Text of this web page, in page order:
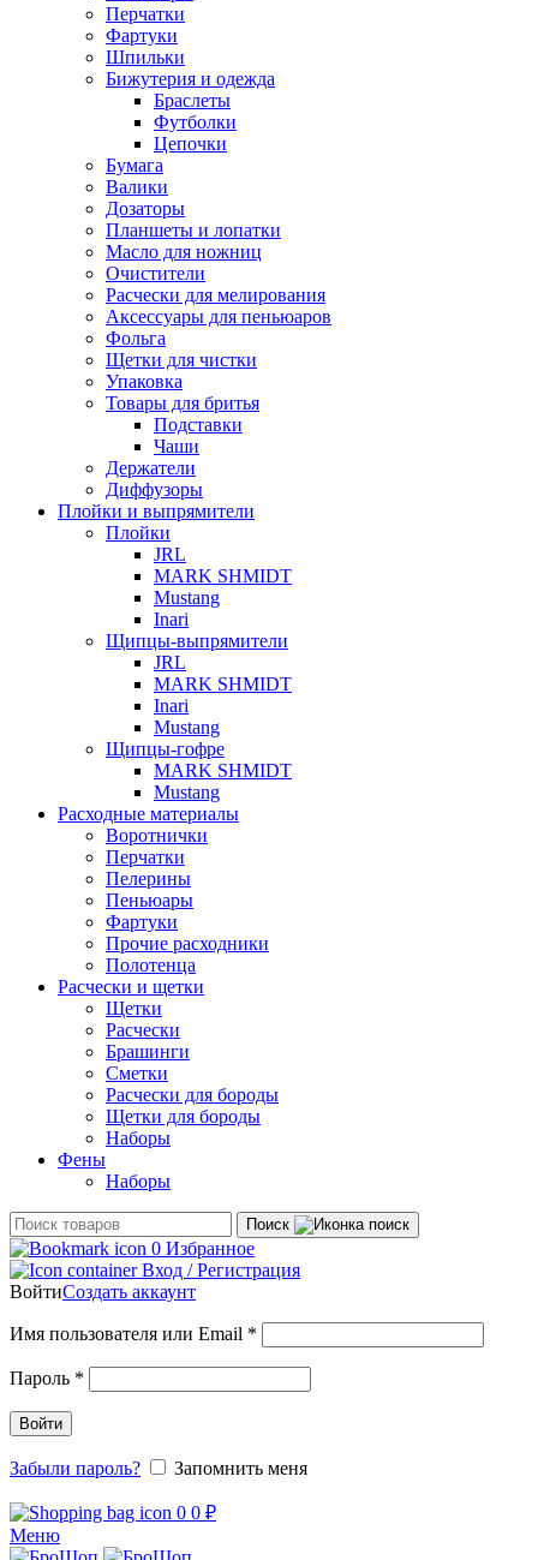
Перчатки
Фартуки
Шпильки
Бижутерия и одежда
Браслеты
Футболки
Цепочки
Бумага
Валики
Дозаторы
Планшеты и лопатки
Масло для ножниц
Очистители
Расчески для мелирования
Аксессуары для пеньюаров
Фольга
Щетки для чистки
Упаковка
Товары для бритья
Подставки
Чаши
Держатели
Диффузоры
Плойки и выпрямители
Плойки
JRL
MARK SHMIDT
Mustang
Inari
Щипцы-выпрямители
JRL
MARK SHMIDT
Inari
Mustang
Щипцы-гофре
MARK SHMIDT
Mustang
Расходные материалы
Воротнички
Перчатки
Пелерины
Пеньюары
Фартуки
Прочие расходники
Полотенца
Расчески и щетки
Щетки
Расчески
Брашинги
Сметки
Расчески для бороды
Щетки для бороды
Наборы
Фены
Наборы
Поиск
0 Избранное
Вход / Регистрация
ВойтиСоздать аккаунт
Имя пользователя или Email *
Пароль *
Войти
Забыли пароль? Запомнить меня
0 0 ₽
Меню